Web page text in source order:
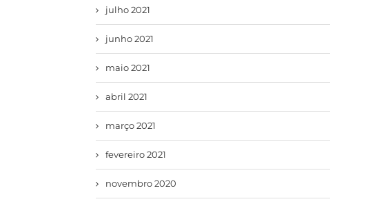
julho 2021
junho 2021
maio 2021
abril 2021
março 2021
fevereiro 2021
novembro 2020